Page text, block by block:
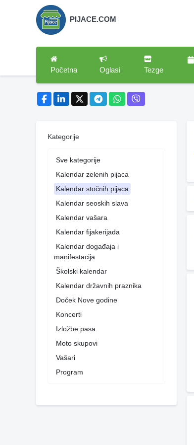
PIJACE.COM
Početna Oglasi Tezge
Kategorije
Sve kategorije
Kalendar zelenih pijaca
Kalendar stočnih pijaca
Kalendar seoskih slava
Kalendar vašara
Kalendar fijakerijada
Kalendar događaja i
manifestacija
Školski kalendar
Kalendar državnih praznika
Doček Nove godine
Koncerti
Izložbe pasa
Moto skupovi
Vašari
Program